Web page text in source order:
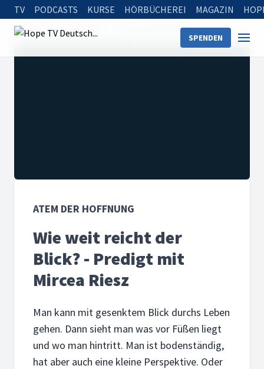
TV PODCASTS KURSE HÖRBÜCHEREI MAGAZIN
SPENDEN
Startseite
Atem der Hoffnung
Wie weit reicht der Blick? - Predigt mit Mircea Riesz
ATEM DER HOFFNUNG
Wie weit reicht der
Blick? - Predigt mit
Mircea Riesz
Man kann mit gesenktem Blick durchs Leben
gehen. Dann sieht man was vor Füßen liegt
und wo man hintritt. Man ist bodenständig,
hat aber auch eine kleine Perspektive. Oder